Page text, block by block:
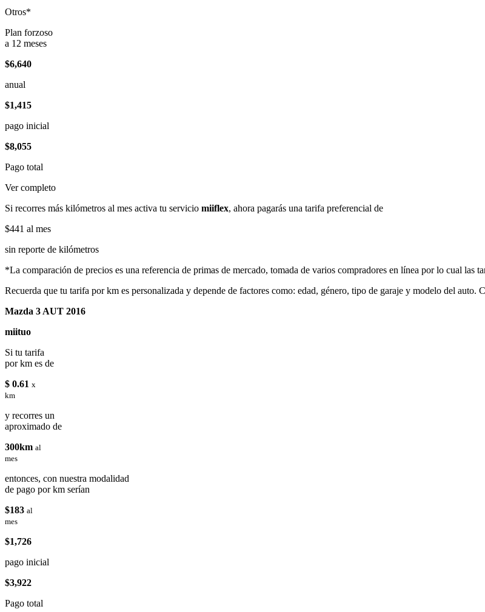
Otros*
Plan forzoso
a 12 meses
$6,640
anual
$1,415
pago inicial
$8,055
Pago total
Ver completo
Si recorres más kilómetros al mes activa tu servicio miiflex, ahora pagarás una tarifa preferencial de
$441 al mes
sin reporte de kilómetros
*La comparación de precios es una referencia de primas de mercado, tomada de varios compradores en línea por lo cual las
Recuerda que tu tarifa por km es personalizada y depende de factores como: edad, género, tipo de garaje y modelo del auto.
Mazda 3 AUT 2016
miituo
Si tu tarifa
por km es de
$ 0.61 x
km
y recorres un
aproximado de
300km al
mes
entonces, con nuestra modalidad
de pago por km serían
$183 al
mes
$1,726
pago inicial
$3,922
Pago total